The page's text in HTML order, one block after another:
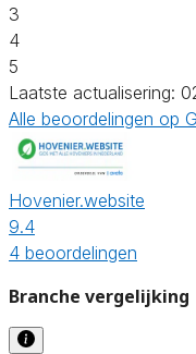
3
4
5
Laatste actualisering:
Alle beoordelingen op
Hovenier.website
9.4
4 beoordelingen
Branche vergelijking